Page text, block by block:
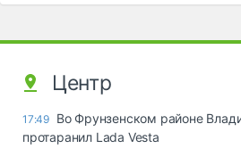
Центр
17:49 Во Фрунзенском районе
протаранил Lada Vesta